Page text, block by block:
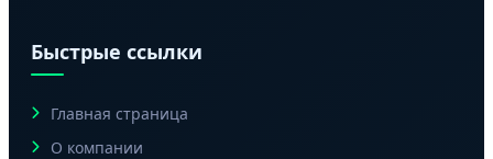
Быстрые ссылки
Главная страница
О компании